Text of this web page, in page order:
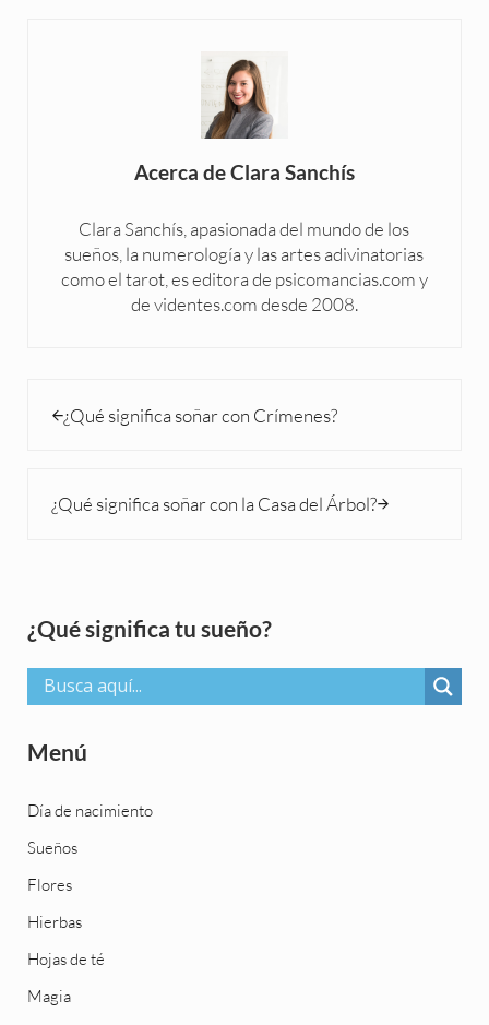
Acerca deClara Sanchís
Clara Sanchís, apasionada del mundo de los
sueños, la numerología y las artes adivinatorias
como el tarot, es editora de psicomancias.com y
de videntes.com desde 2008.
¿Qué significa soñar con Crímenes?
¿Qué significa soñar con la Casa del Árbol?
Sidebar
¿Qué significa tu sueño?
Menú
Día de nacimiento
Sueños
Flores
Hierbas
Hojas de té
Magia